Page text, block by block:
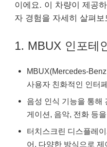
이에요. 이 차량이 제공
자 경험을 자세히 살펴보
1. MBUX 인포테
MBUX(Mercedes-
사용자 친화적인 인터
음성 인식 기능을 통해
게이션, 음악, 전화 등
터치스크린 디스플레
어, 다양한 방식으로 제